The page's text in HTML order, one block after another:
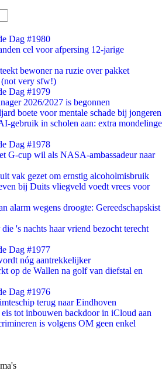
Dag #1980
cel voor afpersing 12-jarige
bewoner na ruzie over pakket
very sfw!)
Dag #1979
2026/2027 is begonnen
boete voor mentale schade bij jongeren
gebruik in scholen aan: extra mondelinge
Dag #1978
G-cup wil als NASA-ambassadeur naar
vak gezet om ernstig alcoholmisbruik
bij Duits vliegveld voedt vrees voor
alarm wegens droogte: Gereedschapskist
's nachts haar vriend bezocht terecht
Dag #1977
nóg aantrekkelijker
op de Wallen na golf van diefstal en
Dag #1976
terug naar Eindhoven
tot inbouwen backdoor in iCloud aan
is volgens OM geen enkel